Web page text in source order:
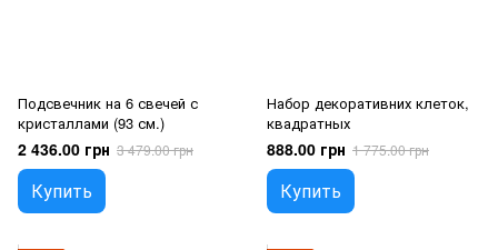
Подсвечник на 6 свечей с
кристаллами (93 см.)
2 436.00 грн 3 479.00 грн
Купить
Набор декоративних клеток,
квадратных
888.00 грн 1 775.00 грн
Купить